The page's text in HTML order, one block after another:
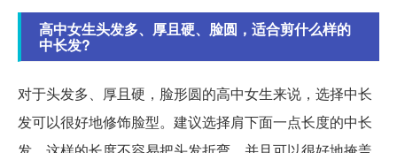
高中女生头发多、厚且硬、脸圆，适合剪什么样的
中长发?
对于头发多、厚且硬，脸形圆的高中女生来说，选择中长
发可以很好地修饰脸型。建议选择肩下面一点长度的中长